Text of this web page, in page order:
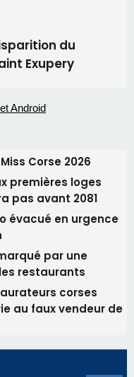
Corse 2026
premières loges
pas avant 2081
restaurants
corses
au faux vendeur de
et recevez par
et une sélection de